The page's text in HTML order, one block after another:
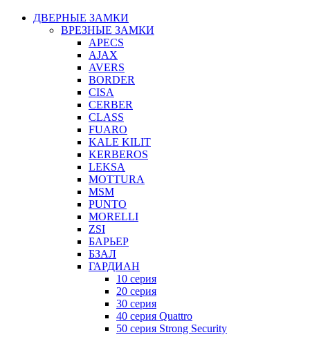
ДВЕРНЫЕ ЗАМКИ
ВРЕЗНЫЕ ЗАМКИ
APECS
AJAX
AVERS
BORDER
CISA
CERBER
CLASS
FUARO
KALE KILIT
KERBEROS
LEKSA
MOTTURA
MSM
PUNTO
MORELLI
ZSI
БАРЬЕР
БЗАЛ
ГАРДИАН
10 серия
20 серия
30 серия
40 серия Quattro
50 серия Strong Security